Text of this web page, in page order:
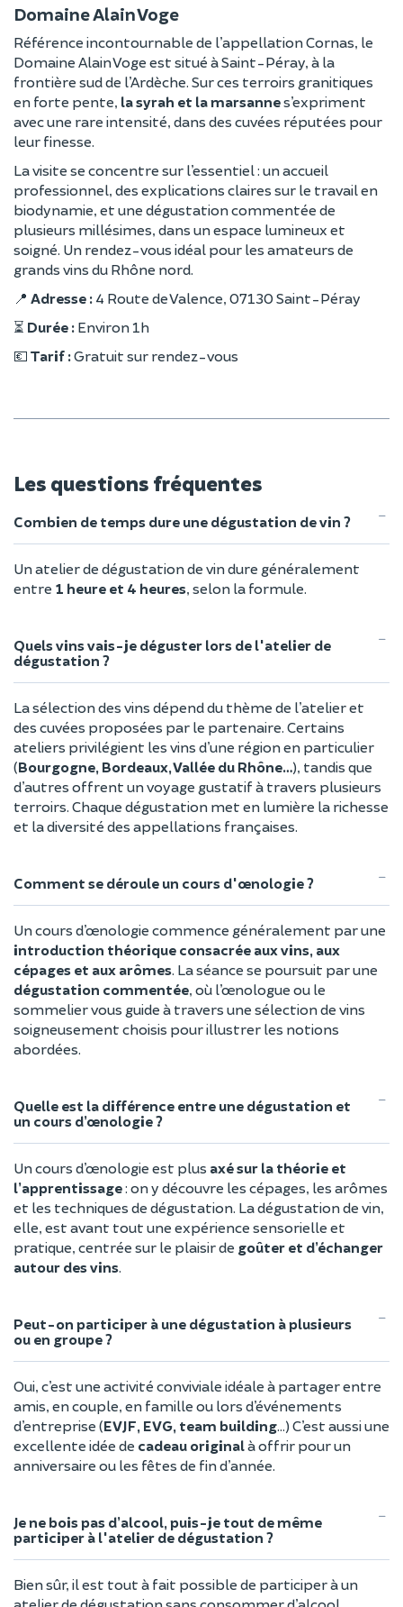
Domaine Alain Voge
Référence incontournable de l’appellation Cornas, le
Domaine Alain Voge est situé à Saint-Péray, à la
frontière sud de l’Ardèche. Sur ces terroirs granitiques
en forte pente, la syrah et la marsannes’expriment
avec une rare intensité, dans des cuvées réputées pour
leur finesse.
La visite se concentre sur l’essentiel : un accueil
professionnel, des explications claires sur le travail en
biodynamie, et une dégustation commentée de
plusieurs millésimes, dans un espace lumineux et
soigné. Un rendez-vous idéal pour les amateurs de
grands vins du Rhône nord.
📍 Adresse : 4 Route de Valence, 07130 Saint-Péray
⏳ Durée : Environ 1h
💶 Tarif :Gratuit sur rendez-vous
Les questions fréquentes
Combien de temps dure une dégustation de vin ?
Un atelier de dégustation de vin dure généralement
entre 1 heure et 4 heures, selon la formule.
Quels vins vais-je déguster lors de l'atelier de
dégustation ?
La sélection des vins dépend du thème de l’atelier et
des cuvées proposées par le partenaire. Certains
ateliers privilégient les vins d’une région en particulier
(Bourgogne, Bordeaux, Vallée du Rhône…), tandis que
d’autres offrent un voyage gustatif à travers plusieurs
terroirs. Chaque dégustation met en lumière la richesse
et la diversité des appellations françaises.
Comment se déroule un cours d'œnologie ?
Un cours d’œnologie commence généralement par une
introduction théorique consacrée aux vins, aux
cépages et aux arômes. La séance se poursuit par une
dégustation commentée, où l’œnologue ou le
sommelier vous guide à travers une sélection de vins
soigneusement choisis pour illustrer les notions
abordées.
Quelle est la différence entre une dégustation et
un cours d’œnologie ?
Un cours d’œnologie est plus axé sur la théorie et
l’apprentissage: on y découvre les cépages, les arômes
et les techniques de dégustation. La dégustation de vin,
elle, est avant tout une expérience sensorielle et
pratique, centrée sur le plaisir de goûter et d’échanger
autour des vins.
Peut-on participer à une dégustation à plusieurs
ou en groupe ?
Oui, c’est une activité conviviale idéale à partager entre
amis, en couple, en famille ou lors d’événements
d’entreprise (EVJF, EVG, team building…) C’est aussi une
excellente idée de cadeau originalà offrir pour un
anniversaire ou les fêtes de fin d’année.
Je ne bois pas d’alcool, puis-je tout de même
participer à l'atelier de dégustation ?
Bien sûr, il est tout à fait possible de participer à un